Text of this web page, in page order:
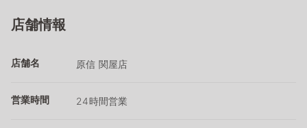
店舗情報
店舗名 原信 関屋店
営業時間 24時間営業